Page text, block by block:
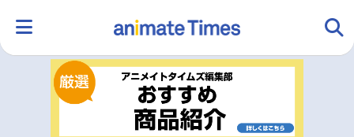
ランキング アニメ